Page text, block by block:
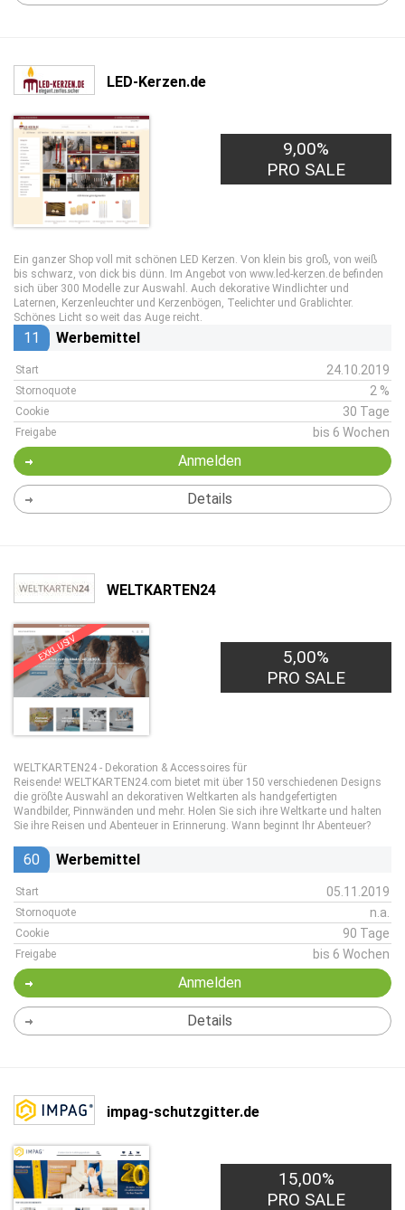
LED-Kerzen.de
9,00%
PRO SALE
Ein ganzer Shop voll mit schönen LED Kerzen. Von klein bis groß, von weiß
bis schwarz, von dick bis dünn. Im Angebot von www.led-kerzen.de befinden
sich über 300 Modelle zur Auswahl. Auch dekorative Windlichter und
Laternen, Kerzenleuchter und Kerzenbögen, Teelichter und Grablichter.
Schönes Licht so weit das Auge reicht.
11 Werbemittel
Start 24.10.2019
Stornoquote 2 %
Cookie 30 Tage
Freigabe bis 6 Wochen
Anmelden
Details
WELTKARTEN24
EXKLUSIV
5,00%
PRO SALE
WELTKARTEN24 - Dekoration & Accessoires für
Reisende! WELTKARTEN24.com bietet mit über 150 verschiedenen Designs
die größte Auswahl an dekorativen Weltkarten als handgefertigten
Wandbilder, Pinnwänden und mehr. Holen Sie sich ihre Weltkarte und halten
Sie ihre Reisen und Abenteuer in Erinnerung. Wann beginnt Ihr Abenteuer?
60 Werbemittel
Start 05.11.2019
Stornoquote n.a.
Cookie 90 Tage
Freigabe bis 6 Wochen
Anmelden
Details
impag-schutzgitter.de
15,00%
PRO SALE